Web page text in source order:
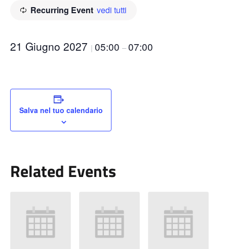
Recurring Event vedi tutti
21 Giugno 2027 | 05:00 –07:00
Salva nel tuo calendario
Related Events